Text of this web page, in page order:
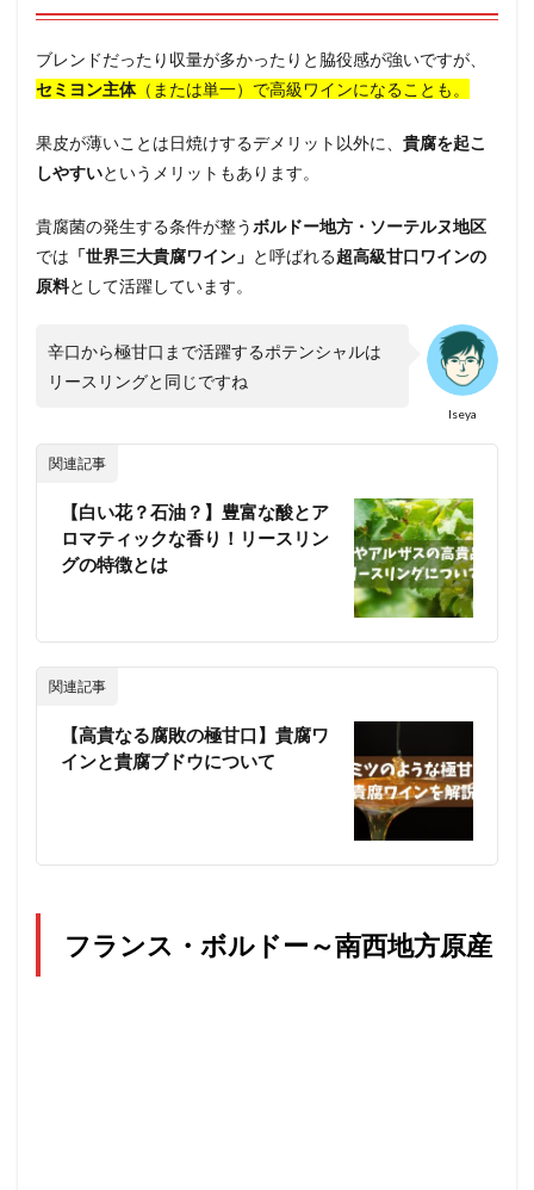
ブレンドだったり収量が多かったりと脇役感が強いですが、
セミヨン主体（または単一）で高級ワインになることも。
果皮が薄いことは日焼けするデメリット以外に、 貴腐を起こ
しやすいというメリットもあります。
貴腐菌の発生する条件が整う ボルドー地方・ソーテルヌ地区
では 「世界三大貴腐ワイン」 と呼ばれる超高級甘口ワインの
原料として活躍しています。
Iseya
辛口から極甘口まで活躍するポテンシャルは
リースリングと同じですね
関連記事
【白い花？石油？】豊富な酸とア
ロマティックな香り！リースリン
グの特徴とは
関連記事
【高貴なる腐敗の極甘口】貴腐ワ
インと貴腐ブドウについて
フランス・ボルドー～南西地方原産